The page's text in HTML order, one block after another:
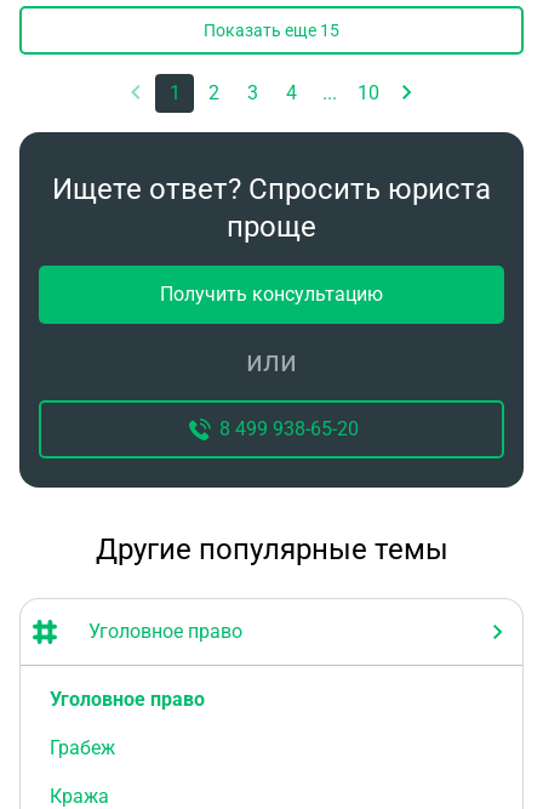
Показать еще 15
1 2 3 4 ... 10
Ищете ответ? Спросить юриста
проще
Получить консультацию
или
8 499 938-65-20
Другие популярные темы
Уголовное право
Уголовное право
Грабеж
Кража